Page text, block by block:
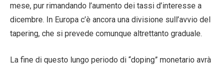
mese, pur rimandando l’aumento dei tassi d’interesse a
dicembre. In Europa c’è ancora una divisione sull’avvio del
tapering, che si prevede comunque altrettanto graduale.
La fine di questo lungo periodo di “doping” monetario avrà